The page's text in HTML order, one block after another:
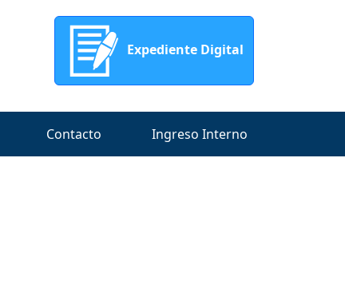
Expediente Digital
Contacto Ingreso Interno